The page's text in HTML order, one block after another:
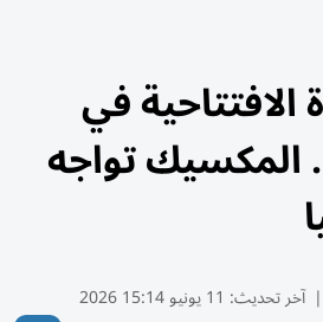
الافتتاحية في
المكسيك تواجه
| آخر تحديث: 11 يونيو 15:14 2026